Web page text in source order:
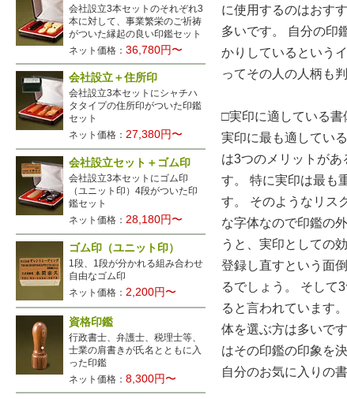
に使用するのはおす
多いです。 自分の印
かりしているという
ってその人の人柄も
□実印に適している書
実印に最も適してい
は3つのメリットが
す。 特に実印は最も
す。 そのようなリス
な字体なので印鑑の
うと、実印としての
登録し直すという面
るでしょう。 そして
ると言われています
体を選ぶ方は多いで
はその印鑑の印象を
自分のお気に入りの
会社設立3本セットのそれぞれ3
本に対して、事業繁栄のご祈祷
がついた縁起の良い印鑑セット
ネット価格：36,780円〜
会社設立＋住所印
会社設立3本セットにシャチハ
タタイプの住所印がついた印鑑
セット
ネット価格：27,380円〜
会社設立セット＋ゴム印
会社設立3本セットにゴム印
（ユニット印）4段がついた印
鑑セット
ネット価格：28,180円〜
ゴム印（ユニット印）
1段、1段が分かれる組み合わせ
自由なゴム印
ネット価格：2,200円〜
資格印鑑
行政書士、弁護士、税理士等、
士業の肩書きが氏名とともに入
った印鑑
ネット価格：8,300円〜